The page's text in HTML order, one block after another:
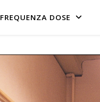
FREQUENZA DOSE